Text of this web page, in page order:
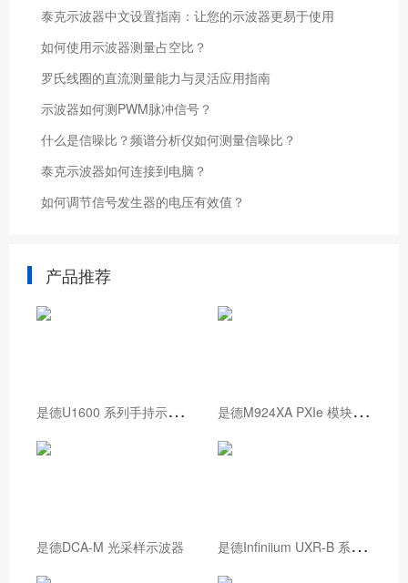
泰克示波器中文设置指南：让您的示波器更易于使用
如何使用示波器测量占空比？
罗氏线圈的直流测量能力与灵活应用指南
示波器如何测PWM脉冲信号？
什么是信噪比？频谱分析仪如何测量信噪比？
泰克示波器如何连接到电脑？
如何调节信号发生器的电压有效值？
产品推荐
是
德U1600 系列手持示波器 是
德M924XA PXIe 模块化示波器
是德DCA-M 光采样示波器 是
德Infiniium UXR-B 系列示波器